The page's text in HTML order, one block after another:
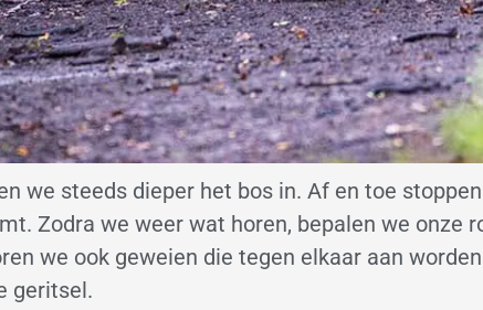
we steeds dieper het bos in. Af en toe
Zodra we weer wat horen, bepalen we onze
we ook geweien die tegen elkaar aan
geritsel.